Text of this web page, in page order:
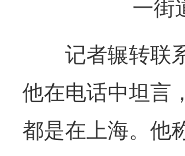
一街
记者辗转联
他在电话中坦言
都是在上海。他